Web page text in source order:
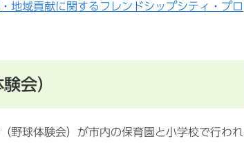
地域貢献に関するフレンドシップシティ・プロ
会）
野球体験会）が市内の保育園と小学校で行われ